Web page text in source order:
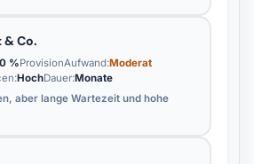
Co.
%ProvisionAufwand:Moderat
HochDauer:Monate
aber lange Wartezeit und hohe